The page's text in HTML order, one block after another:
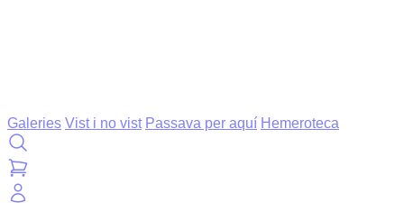
Galeries Vist i no vist Passava per aquí Hemeroteca